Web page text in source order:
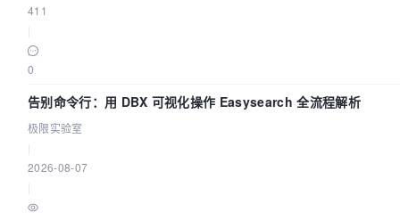
411
0
告别命令行：用 DBX 可视化操作 Easysearch 全流程解析
极限实验室
2026-08-07